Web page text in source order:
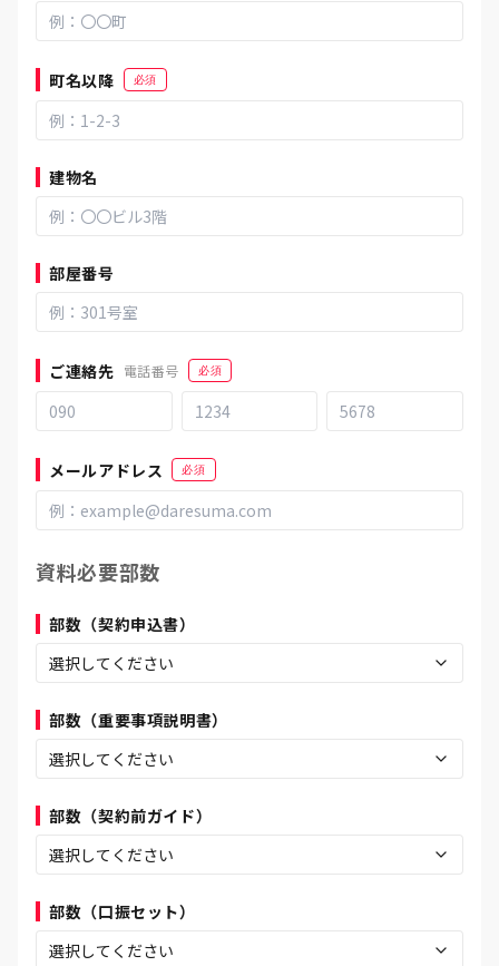
町名以降 必須
建物名
部屋番号
ご連絡先 電話番号 必須
メールアドレス 必須
資料必要部数
部数（契約申込書）
部数（重要事項説明書）
部数（契約前ガイド）
部数（口振セット）